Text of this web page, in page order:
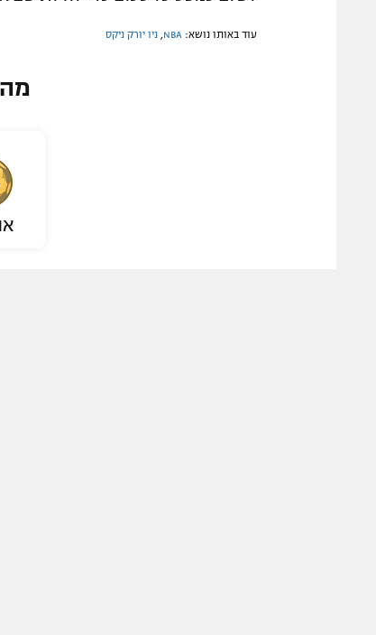
עוד באותו נושא: NBA ניו יורק ניקס